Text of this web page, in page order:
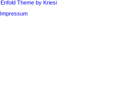
Enfold Theme by Kriesi
Impressum